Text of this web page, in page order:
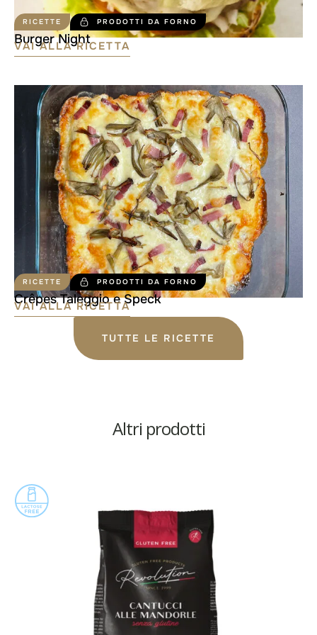
RICETTE PRODOTTI DA FORNO
Burger Night
VAI ALLA RICETTA
RICETTE PRODOTTI DA FORNO
Crêpes Taleggio e Speck
VAI ALLA RICETTA
TUTTE LE RICETTE
Altri prodotti